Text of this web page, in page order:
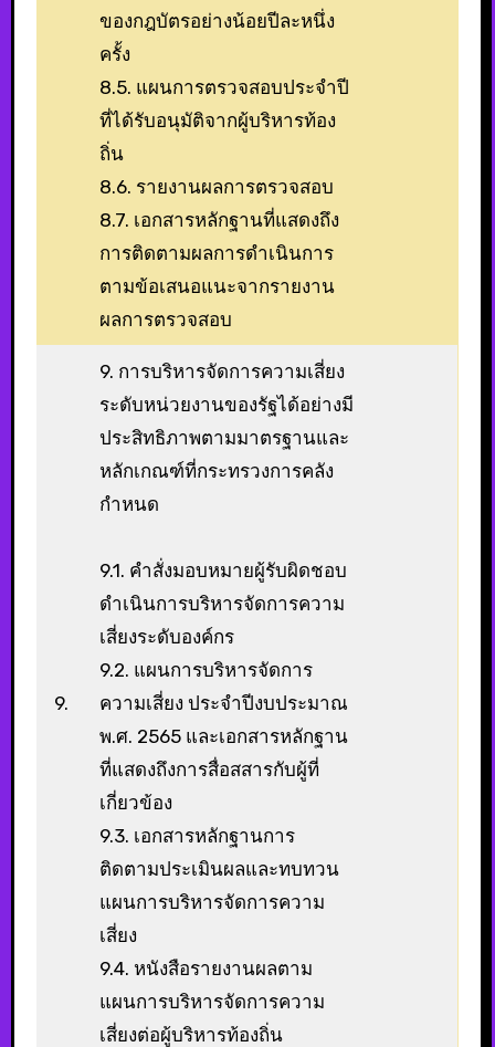
ของกฎบัตรอย่างน้อยปีละหนึ่ง
ครั้ง
8.5. แผนการตรวจสอบประจำปี
ที่ได้รับอนุมัติจากผู้บริหารท้อง
ถิ่น
8.6. รายงานผลการตรวจสอบ
8.7. เอกสารหลักฐานที่แสดงถึง
การติดตามผลการดำเนินการ
ตามข้อเสนอแนะจากรายงาน
ผลการตรวจสอบ
9.
9. การบริหารจัดการความเสี่ยง
ระดับหน่วยงานของรัฐได้อย่างมี
ประสิทธิภาพตามมาตรฐานและ
หลักเกณฑ์ที่กระทรวงการคลัง
กำหนด
9.1. คำสั่งมอบหมายผู้รับผิดชอบ
ดำเนินการบริหารจัดการความ
เสี่ยงระดับองค์กร
9.2. แผนการบริหารจัดการ
ความเสี่ยง ประจำปีงบประมาณ
พ.ศ. 2565 และเอกสารหลักฐาน
ที่แสดงถึงการสื่อสสารกับผู้ที่
เกี่ยวข้อง
9.3. เอกสารหลักฐานการ
ติดตามประเมินผลและทบทวน
แผนการบริหารจัดการความ
เสี่ยง
9.4. หนังสือรายงานผลตาม
แผนการบริหารจัดการความ
เสี่ยงต่อผู้บริหารท้องถิ่น